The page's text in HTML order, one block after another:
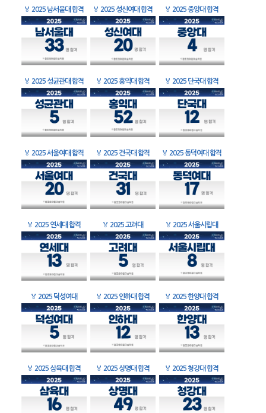
🏅 2025 남서울대 합격 🏅 2025 성신여대 합격 🏅 2025 중앙대 합격
🏅 2025 성균관대 합격 🏅 2025 홍익대 합격 🏅 2025 단국대 합격
🏅 2025 서울여대 합격 🏅 2025 건국대 합격 🏅 2025 동덕여대 합격
🏅 2025 연세대 합격 🏅 2025 고려대 🏅 2025 서울시립대
🏅 2025 덕성여대 🏅 2025 인하대 합격 🏅 2025 한양대 합격
🏅 2025 삼육대 합격 🏅 2025 상명대 합격 🏅 2025 청강대 합격